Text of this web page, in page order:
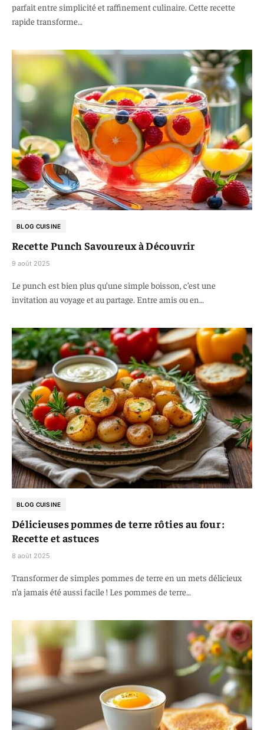
parfait entre simplicité et raffinement culinaire. Cette recette
rapide transforme…
BLOG CUISINE
Recette Punch Savoureux à Découvrir
9 août 2025
Le punch est bien plus qu’une simple boisson, c’est une
invitation au voyage et au partage. Entre amis ou en…
BLOG CUISINE
Délicieuses pommes de terre rôties au four :
Recette et astuces
8 août 2025
Transformer de simples pommes de terre en un mets délicieux
n’a jamais été aussi facile ! Les pommes de terre…